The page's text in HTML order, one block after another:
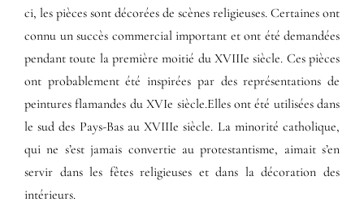
ci, les pièces sont décorées de scènes religieuses. Certaines ont
connu un succès commercial important et ont été demandées
pendant toute la première moitié du XVIIIe siècle. Ces pièces
ont probablement été inspirées par des représentations de
peintures flamandes du XVIe siècle.Elles ont été utilisées dans
le sud des Pays-Bas au XVIIIe siècle. La minorité catholique,
qui ne s’est jamais convertie au protestantisme, aimait s’en
servir dans les fêtes religieuses et dans la décoration des
intérieurs.